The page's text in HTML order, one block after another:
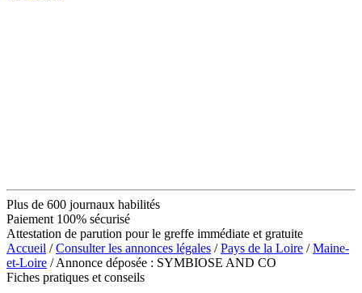
Plus de 600 journaux habilités
Paiement 100% sécurisé
Attestation de parution pour le greffe immédiate et gratuite
Accueil /Consulter les annonces légales /Pays de la Loire /Maine-
et-Loire / Annonce déposée : SYMBIOSE AND CO
Fiches pratiques et conseils